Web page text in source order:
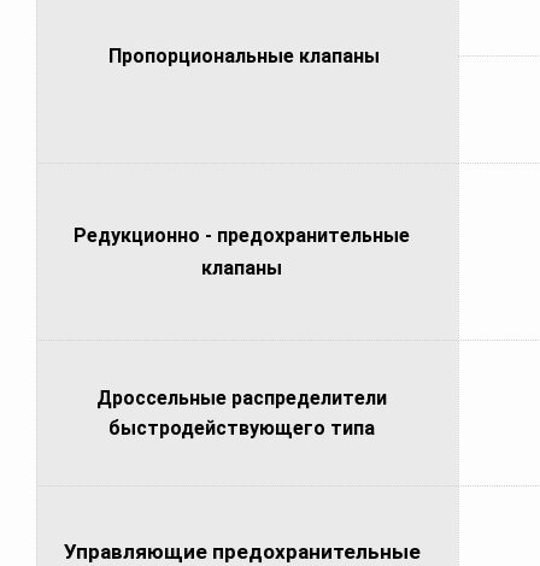
Пропорциональные клапаны
Редукционно - предохранительные
клапаны
Дроссельные распределители
быстродействующего типа
Управляющие предохранительные